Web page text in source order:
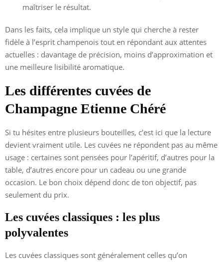
maîtriser le résultat.
Dans les faits, cela implique un style qui cherche à rester
fidèle à l’esprit champenois tout en répondant aux attentes
actuelles : davantage de précision, moins d’approximation et
une meilleure lisibilité aromatique.
Les différentes cuvées de
Champagne Etienne Chéré
Si tu hésites entre plusieurs bouteilles, c’est ici que la lecture
devient vraiment utile. Les cuvées ne répondent pas au même
usage : certaines sont pensées pour l’apéritif, d’autres pour la
table, d’autres encore pour un cadeau ou une grande
occasion. Le bon choix dépend donc de ton objectif, pas
seulement du prix.
Les cuvées classiques : les plus
polyvalentes
Les cuvées classiques sont généralement celles qu’on